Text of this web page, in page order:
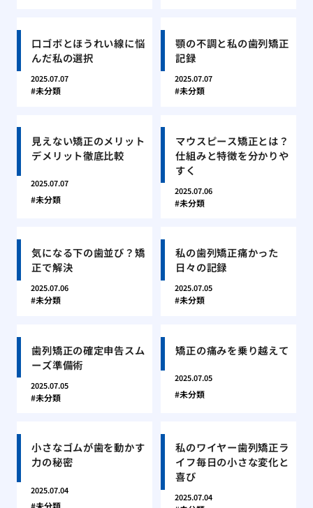
口ゴボとほうれい線に悩
んだ私の選択
2025.07.07
未分類
顎の不調と私の歯列矯正
記録
2025.07.07
未分類
見えない矯正のメリット
デメリット徹底比較
2025.07.07
未分類
マウスピース矯正とは？
仕組みと特徴を分かりや
すく
2025.07.06
未分類
気になる下の歯並び？矯
正で解決
2025.07.06
未分類
私の歯列矯正痛かった
日々の記録
2025.07.05
未分類
歯列矯正の確定申告スム
ーズ準備術
2025.07.05
未分類
矯正の痛みを乗り越えて
2025.07.05
未分類
小さなゴムが歯を動かす
力の秘密
2025.07.04
未分類
私のワイヤー歯列矯正ラ
イフ毎日の小さな変化と
喜び
2025.07.04